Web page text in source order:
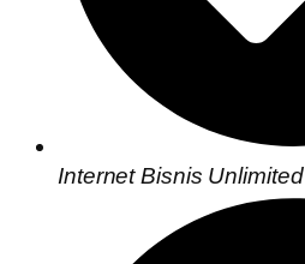
Internet Bisnis Unlimited